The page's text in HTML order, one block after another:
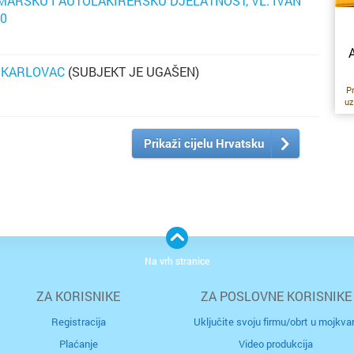
(SUBJEKT JE UGAŠEN)
Prikaži cijelu Hrvatsku
ZA KORISNIKE
Registracija
Plaćanje
ZA POSLOVNE KORISNIKE
Uključite svoju firmu/obrt u
Video produkcija
Na vrh stranice